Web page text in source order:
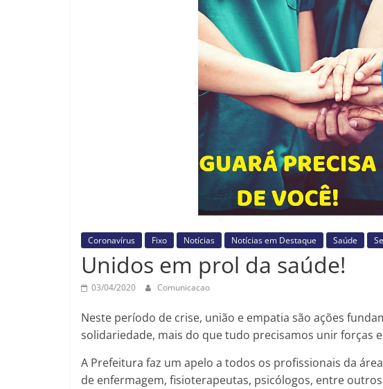
Coronavírus Fixo Notícias Notícias em Destaque Saúde
Unidos em prol da saúde!
03/04/2020 Comunicacao
Neste período de crise, união e empatia são ações
solidariedade, mais do que tudo precisamos unir forças
A Prefeitura faz um apelo a todos os profissionais da
de enfermagem, fisioterapeutas, psicólogos, entre